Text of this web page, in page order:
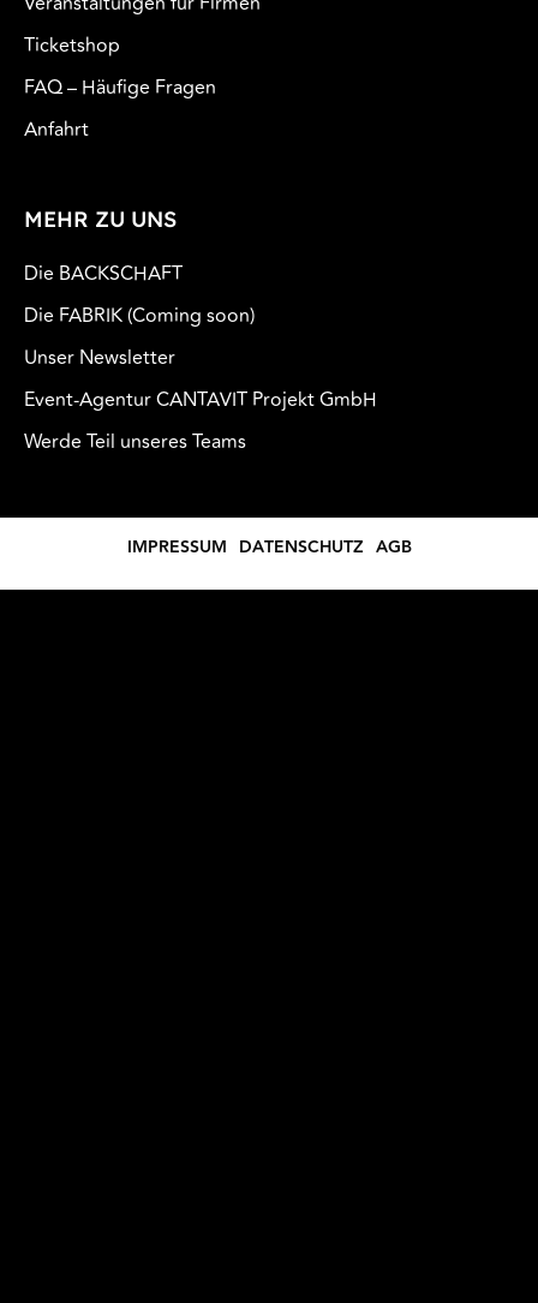
Ticketshop
FAQ – Häufige Fragen
Anfahrt
MEHR ZU UNS
Die BACKSCHAFT
Die FABRIK (Coming soon)
Unser Newsletter
Event-Agentur CANTAVIT Projekt GmbH
Werde Teil unseres Teams
IMPRESSUM DATENSCHUTZ AGB